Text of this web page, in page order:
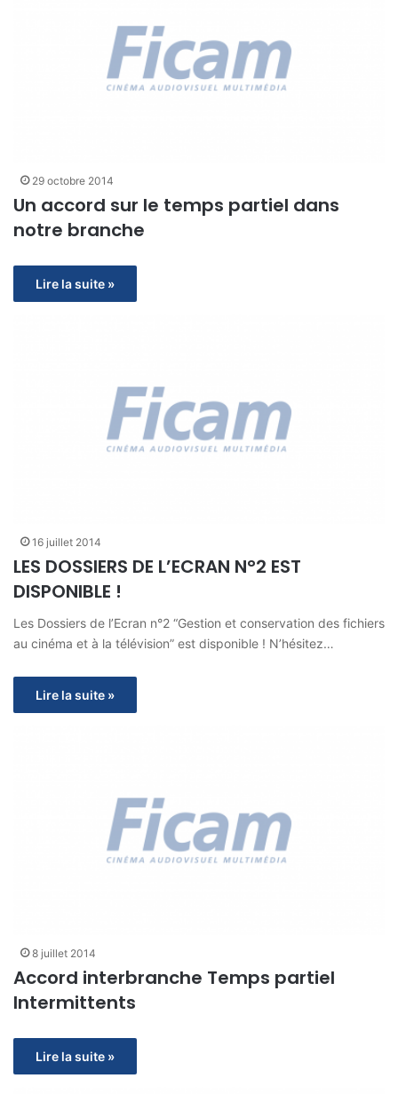
29 octobre 2014
Un accord sur le temps partiel dans
notre branche
Lire la suite »
16 juillet 2014
LES DOSSIERS DE L’ECRAN N°2 EST
DISPONIBLE !
Les Dossiers de l’Ecran n°2 “Gestion et conservation des fichiers
au cinéma et à la télévision” est disponible ! N’hésitez…
Lire la suite »
8 juillet 2014
Accord interbranche Temps partiel
Intermittents
Lire la suite »